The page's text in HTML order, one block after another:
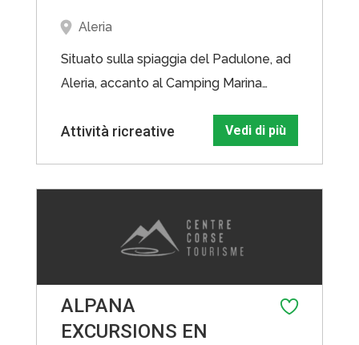
Aleria
Situato sulla spiaggia del Padulone, ad
Aleria, accanto al Camping Marina
passeggiata storica e sportiva: Tour di
sono con accompagnatore.
Attività ricreative Vedi di più
ALPANA
EXCURSIONS EN